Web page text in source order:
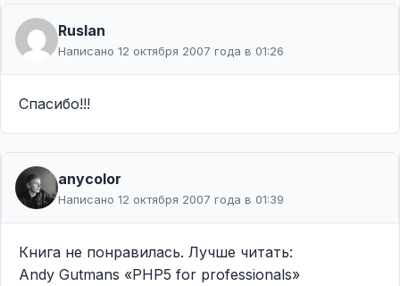
Ruslan
Написано 12 октября 2007 года в 01:26
Спасибо!!!
anycolor
Написано 12 октября 2007 года в 01:39
Книга не понравилась. Лучше читать:
Andy Gutmans «PHP5 for professionals»